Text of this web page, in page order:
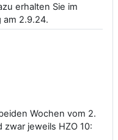
erhalten Sie im
am 2.9.24.
Wochen vom 2.
jeweils HZO 10: